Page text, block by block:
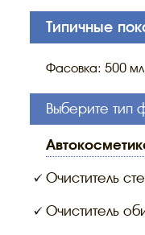
Типичные
Фасовка: 500
Выберите тип
Очиститель
Очиститель